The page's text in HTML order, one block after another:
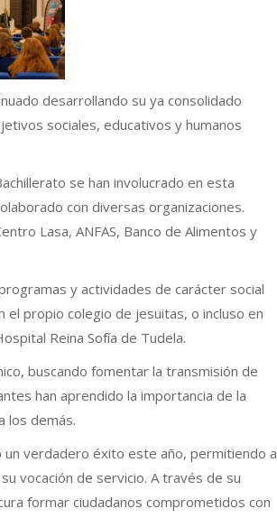
desarrollando su ya consolidado
sociales, educativos y humanos
se han involucrado en esta
con diversas organizaciones.
Lasa, ANFAS, Banco de Alimentos y
y actividades de carácter social
el propio colegio de jesuitas, o incluso en
Reina Sofía de Tudela.
buscando fomentar la transmisión de
han aprendido la importancia de la
los demás.
un verdadero éxito este año, permitiendo a
vocación de servicio. A través de su
formar ciudadanos comprometidos con